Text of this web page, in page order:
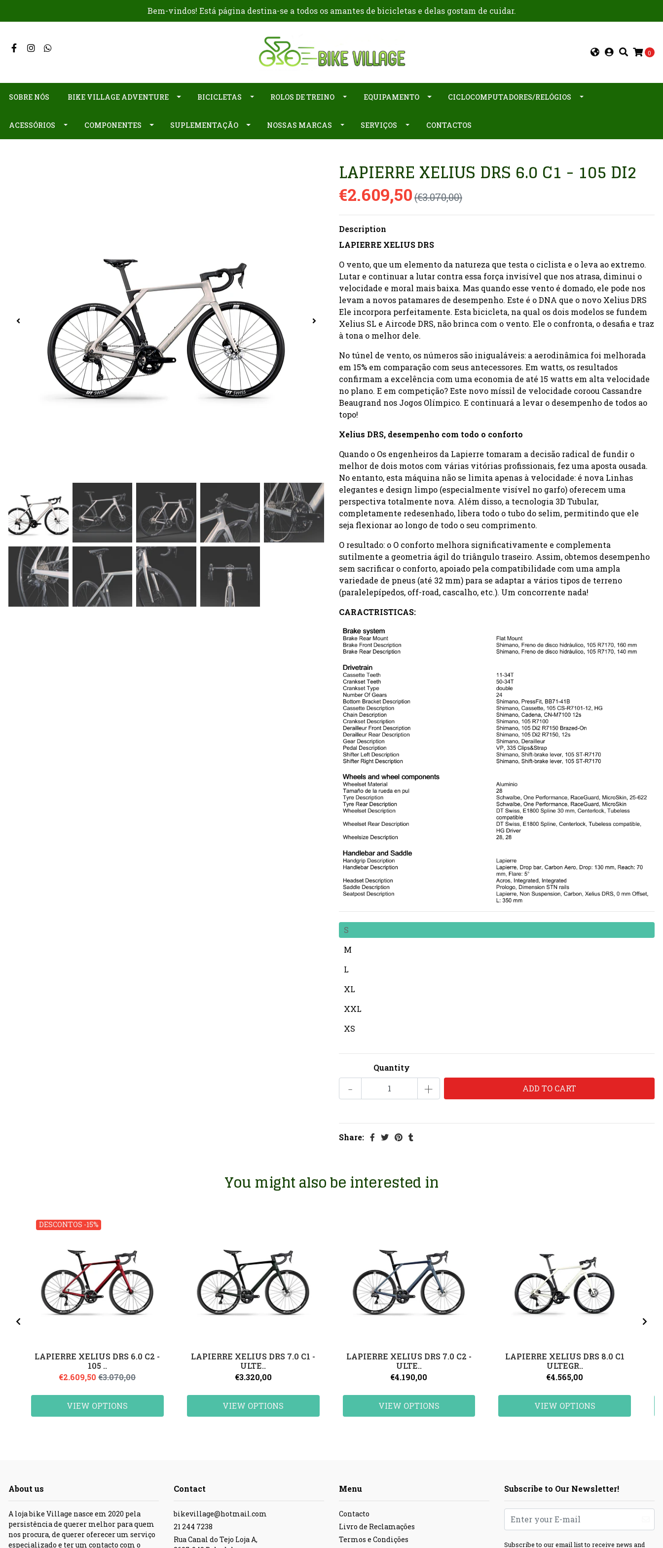
Bem-vindos! Está página destina-se a todos os amantes de bicicletas e delas gostam de cuidar.
0
SOBRE NÓS BIKE VILLAGE ADVENTURE BICICLETAS ROLOS DE TREINO EQUIPAMENTO CICLOCOMPUTADORES/RELÓGIOS
ACESSÓRIOS COMPONENTES SUPLEMENTAÇÃO NOSSAS MARCAS SERVIÇOS CONTACTOS
LAPIERRE XELIUS DRS 6.0 C1 - 105 DI2
€2.609,50(€3.070,00)
Description
LAPIERRE XELIUS DRS
O vento, que um elemento da natureza que testa o ciclista e o leva ao extremo.
Lutar e continuar a lutar contra essa força invisível que nos atrasa, diminui o
velocidade e moral mais baixa. Mas quando esse vento é domado, ele pode nos
levam a novos patamares de desempenho. Este é o DNA que o novo Xelius DRS
Ele incorpora perfeitamente. Esta bicicleta, na qual os dois modelos se fundem
Xelius SL e Aircode DRS, não brinca com o vento. Ele o confronta, o desafia e traz
à tona o melhor dele.
No túnel de vento, os números são inigualáveis: a aerodinâmica foi melhorada
em 15% em comparação com seus antecessores. Em watts, os resultados
confirmam a excelência com uma economia de até 15 watts em alta velocidade
no plano. E em competição? Este novo míssil de velocidade coroou Cassandre
Beaugrand nos Jogos Olímpico. E continuará a levar o desempenho de todos ao
topo!
Xelius DRS, desempenho com todo o conforto
Quando o Os engenheiros da Lapierre tomaram a decisão radical de fundir o
melhor de dois motos com várias vitórias profissionais, fez uma aposta ousada.
No entanto, esta máquina não se limita apenas à velocidade: é nova Linhas
elegantes e design limpo (especialmente visível no garfo) oferecem uma
perspectiva totalmente nova. Além disso, a tecnologia 3D Tubular,
completamente redesenhado, libera todo o tubo do selim, permitindo que ele
seja flexionar ao longo de todo o seu comprimento.
O resultado: o O conforto melhora significativamente e complementa
sutilmente a geometria ágil do triângulo traseiro. Assim, obtemos desempenho
sem sacrificar o conforto, apoiado pela compatibilidade com uma ampla
variedade de pneus (até 32 mm) para se adaptar a vários tipos de terreno
(paralelepípedos, off-road, cascalho, etc.). Um concorrente nada!
CARACTRISTICAS:
S
M
L
XL
XXL
XS
Quantity
- +
Share:
You might also be interested in
DESCONTOS -15%
LAPIERRE XELIUS DRS 6.0 C2 -
105 ..
€2.609,50 €3.070,00
VIEW OPTIONS
LAPIERRE XELIUS DRS 7.0 C1 -
ULTE..
€3.320,00
VIEW OPTIONS
LAPIERRE XELIUS DRS 7.0 C2 -
ULTE..
€4.190,00
VIEW OPTIONS
LAPIERRE XELIUS DRS 8.0 C1
ULTEGR..
€4.565,00
VIEW OPTIONS
About us
A loja bike Village nasce em 2020 pela
persistência de querer melhor para quem
nos procura, de querer oferecer um serviço
especializado e ter um contacto com o
Contact
bikevillage@hotmail.com
21 244 7238
Rua Canal do Tejo Loja A,
Menu
Contacto
Livro de Reclamações
Termos e Condições
Subscribe to Our Newsletter!
Subscribe to our email list to receive news and